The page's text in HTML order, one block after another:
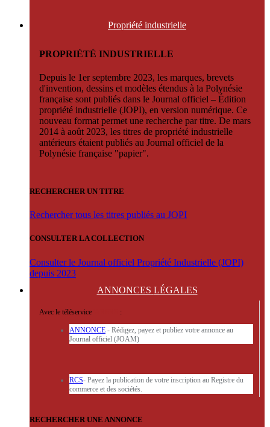
Propriété industrielle
PROPRIÉTÉ INDUSTRIELLE
Depuis le 1er septembre 2023, les marques, brevets
d'invention, dessins et modèles étendus à la Polynésie
française sont publiés dans le Journal officiel – Édition
propriété industrielle (JOPI), en version numérique. Ce
nouveau format permet une recherche par titre. De mars
2014 à août 2023, les titres de propriété industrielle
antérieurs étaient publiés au Journal officiel de la
Polynésie française "papier".
RECHERCHER UN TITRE
Rechercher tous les titres publiés au JOPI
CONSULTER LA COLLECTION
Consulter le Journal officiel Propriété Industrielle (JOPI)
depuis 2023
ANNONCES LÉGALES
Avec le téléservice :
ANNONCE - Rédigez, payez et publiez votre annonce au
Journal officiel (JOAM)
RCS- Payez la publication de votre inscription au Registre du
commerce et des sociétés.
RECHERCHER UNE ANNONCE